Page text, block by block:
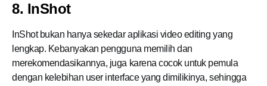
8. InShot
InShot bukan hanya sekedar aplikasi video editing yang
lengkap. Kebanyakan pengguna memilih dan
merekomendasikannya, juga karena cocok untuk pemula
dengan kelebihan user interface yang dimilikinya, sehingga